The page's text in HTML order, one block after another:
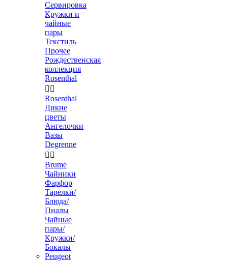
Сервировка
Кружки и
чайные
пары
Текстиль
Прочее
Рождественская
коллекция
Rosenthal
 
Rosenthal
Дикие
цветы
Ангелочки
Вазы
Degrenne
 
Brume
Чайники
Фарфор
Тарелки/
Блюда/
Пиалы
Чайные
пары/
Кружки/
Бокалы
Peugeot